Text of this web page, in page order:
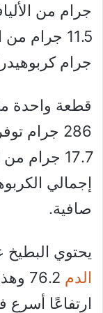
جرام
قطعة واحدة
صافية.
يحتوي البطيخ
الدم
ارتفاعًا